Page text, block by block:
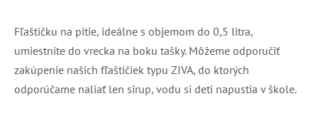
Fľaštičku na pitie, ideálne s objemom do 0,5 litra,
umiestnite do vrecka na boku tašky. Môžeme odporučiť
zakúpenie našich fľaštičiek typu ZIVA, do ktorých
odporúčame naliať len sirup, vodu si deti napustia v škole.